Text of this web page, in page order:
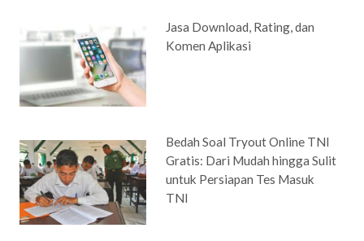
Jasa Download, Rating, dan
Komen Aplikasi
Bedah Soal Tryout Online TNI
Gratis: Dari Mudah hingga Sulit
untuk Persiapan Tes Masuk
TNI